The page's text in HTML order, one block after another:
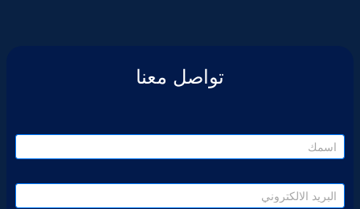
تواصل معنا